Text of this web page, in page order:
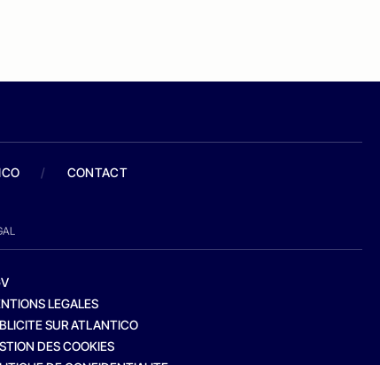
/ CONTACT
LEGALES
SUR ATLANTICO
DES COOKIES